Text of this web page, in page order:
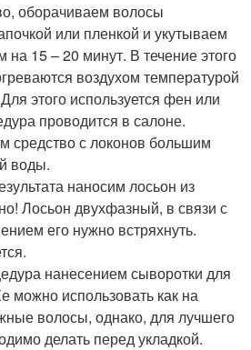
оборачиваем волосы
или пленкой и укутываем
15 – 20 минут. В течение этого
воздухом температурой
этого используется фен или
проводится в салоне.
средство с локонов большим
воды.
наносим лосьон из
Лосьон двухфазный, в связи с
его нужно встряхнуть.
нанесением сыворотки для
можно использовать как на
волосы, однако, для лучшего
делать перед укладкой.